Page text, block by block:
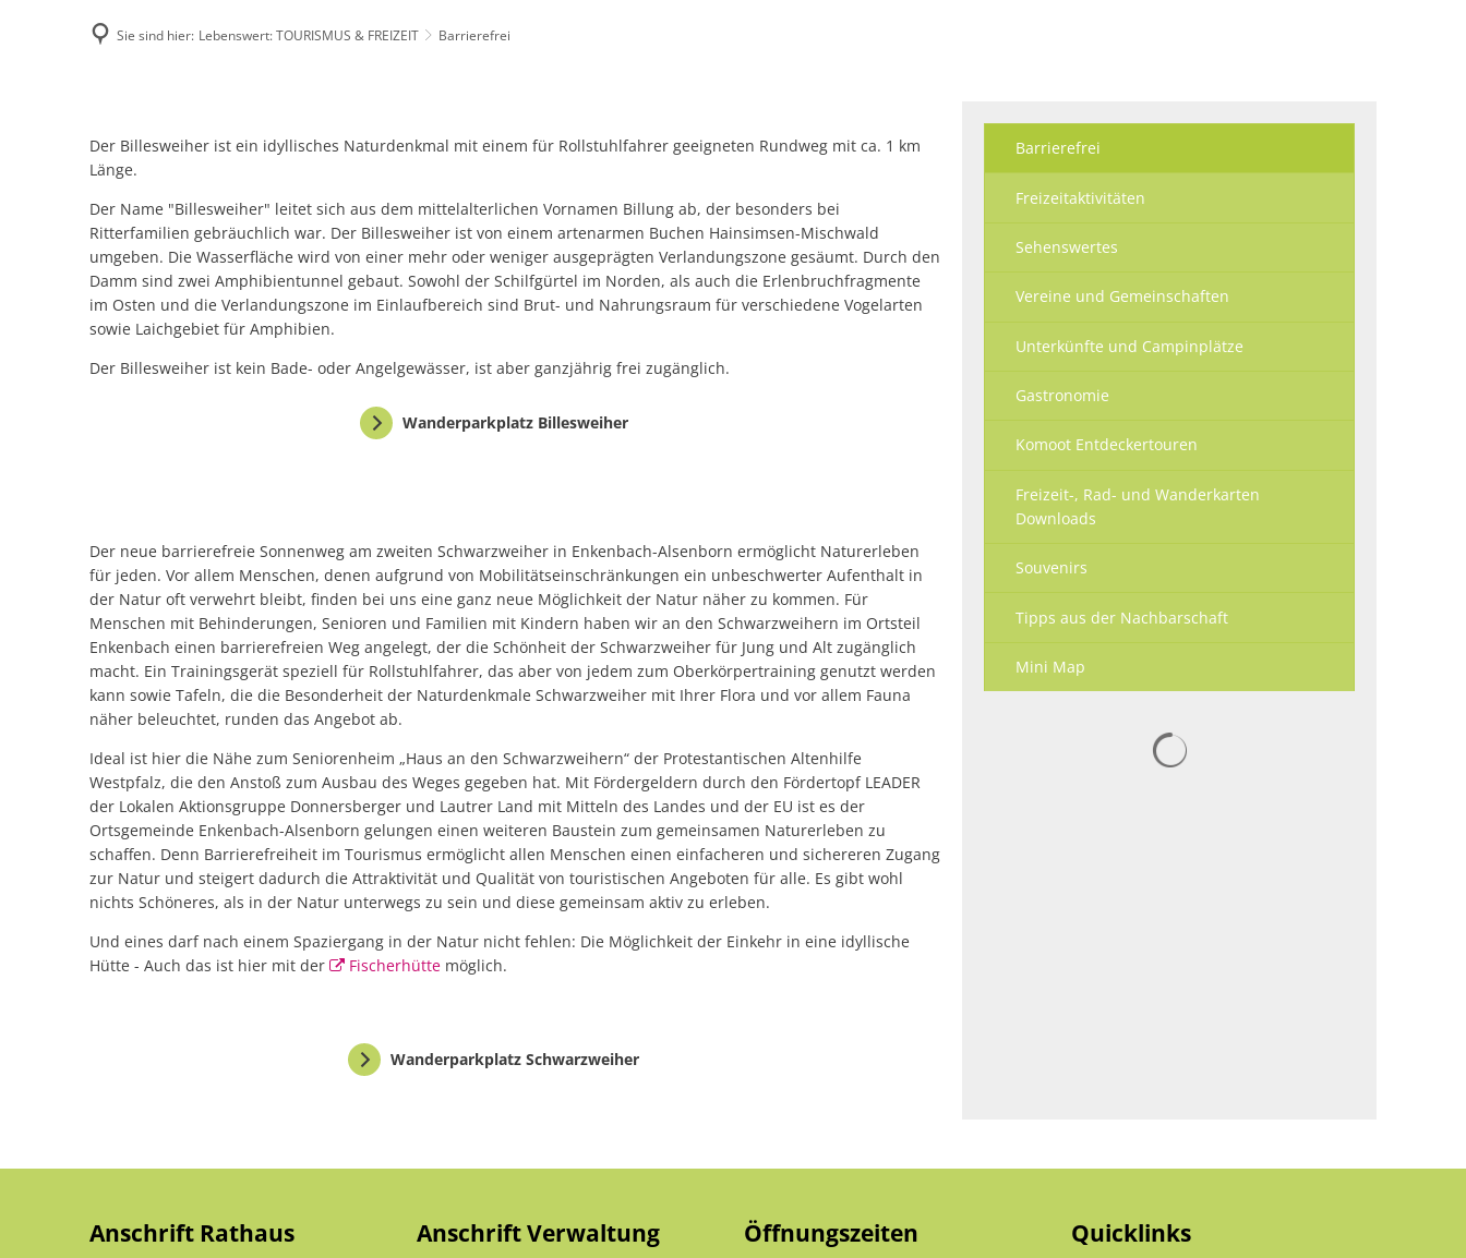
Sie sind hier: Lebenswert: TOURISMUS & FREIZEIT Barrierefrei
Der Billesweiher ist ein idyllisches Naturdenkmal mit einem für Rollstuhlfahrer geeigneten Rundweg mit ca. 1 km
Länge.
Der Name "Billesweiher" leitet sich aus dem mittelalterlichen Vornamen Billung ab, der besonders bei
Ritterfamilien gebräuchlich war. Der Billesweiher ist von einem artenarmen Buchen Hainsimsen-Mischwald
umgeben. Die Wasserfläche wird von einer mehr oder weniger ausgeprägten Verlandungszone gesäumt. Durch den
Damm sind zwei Amphibientunnel gebaut. Sowohl der Schilfgürtel im Norden, als auch die Erlenbruchfragmente
im Osten und die Verlandungszone im Einlaufbereich sind Brut- und Nahrungsraum für verschiedene Vogelarten
sowie Laichgebiet für Amphibien.
Der Billesweiher ist kein Bade- oder Angelgewässer, ist aber ganzjährig frei zugänglich.
Wanderparkplatz Billesweiher
Der neue barrierefreie Sonnenweg am zweiten Schwarzweiher in Enkenbach-Alsenborn ermöglicht Naturerleben
für jeden. Vor allem Menschen, denen aufgrund von Mobilitätseinschränkungen ein unbeschwerter Aufenthalt in
der Natur oft verwehrt bleibt, finden bei uns eine ganz neue Möglichkeit der Natur näher zu kommen. Für
Menschen mit Behinderungen, Senioren und Familien mit Kindern haben wir an den Schwarzweihern im Ortsteil
Enkenbach einen barrierefreien Weg angelegt, der die Schönheit der Schwarzweiher für Jung und Alt zugänglich
macht. Ein Trainingsgerät speziell für Rollstuhlfahrer, das aber von jedem zum Oberkörpertraining genutzt werden
kann sowie Tafeln, die die Besonderheit der Naturdenkmale Schwarzweiher mit Ihrer Flora und vor allem Fauna
näher beleuchtet, runden das Angebot ab.
Ideal ist hier die Nähe zum Seniorenheim „Haus an den Schwarzweihern“ der Protestantischen Altenhilfe
Westpfalz, die den Anstoß zum Ausbau des Weges gegeben hat. Mit Fördergeldern durch den Fördertopf LEADER
der Lokalen Aktionsgruppe Donnersberger und Lautrer Land mit Mitteln des Landes und der EU ist es der
Ortsgemeinde Enkenbach-Alsenborn gelungen einen weiteren Baustein zum gemeinsamen Naturerleben zu
schaffen. Denn Barrierefreiheit im Tourismus ermöglicht allen Menschen einen einfacheren und sichereren Zugang
zur Natur und steigert dadurch die Attraktivität und Qualität von touristischen Angeboten für alle. Es gibt wohl
nichts Schöneres, als in der Natur unterwegs zu sein und diese gemeinsam aktiv zu erleben.
Und eines darf nach einem Spaziergang in der Natur nicht fehlen: Die Möglichkeit der Einkehr in eine idyllische
Hütte - Auch das ist hier mit der
Fischerhütte möglich.
Wanderparkplatz Schwarzweiher
Barrierefrei
Freizeitaktivitäten
Sehenswertes
Vereine und Gemeinschaften
Unterkünfte und Campinplätze
Gastronomie
Komoot Entdeckertouren
Freizeit-, Rad- und Wanderkarten
Downloads
Souvenirs
Tipps aus der Nachbarschaft
Mini Map
Anschrift Rathaus Anschrift Verwaltung Öffnungszeiten Quicklinks